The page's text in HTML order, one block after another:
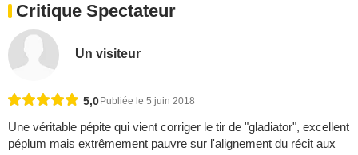
Critique Spectateur
Un visiteur
5,0Publiée le 5 juin 2018
Une véritable pépite qui vient corriger le tir de "gladiator", excellent
péplum mais extrêmement pauvre sur l'alignement du récit aux